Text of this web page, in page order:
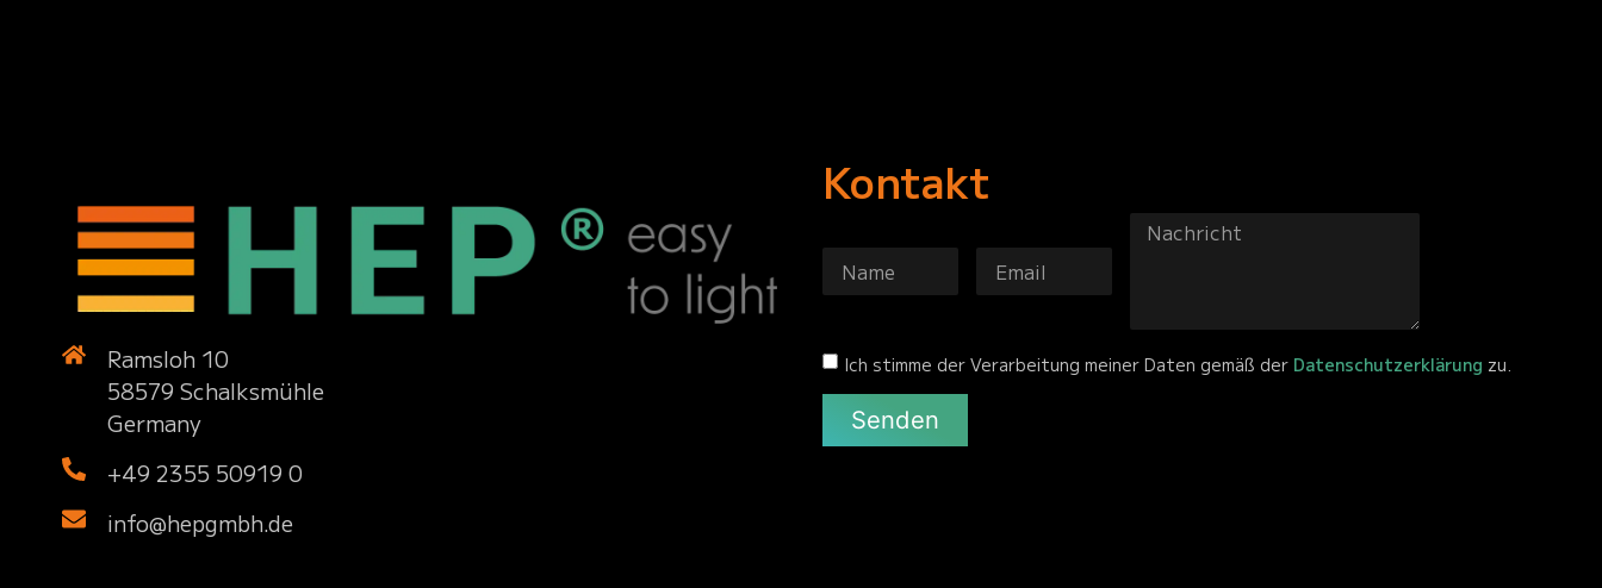
Ramsloh 10
58579 Schalksmühle
Germany
+49 2355 50919 0
info@hepgmbh.de
Kontakt
Ich stimme der Verarbeitung meiner Daten gemäß der Datenschutzerklärung zu.
Senden